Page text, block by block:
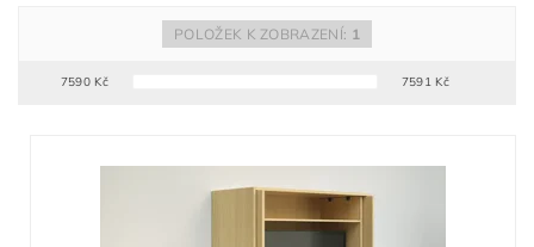
7590Kč 7591 Kč
POLOŽEK K ZOBRAZENÍ: 1